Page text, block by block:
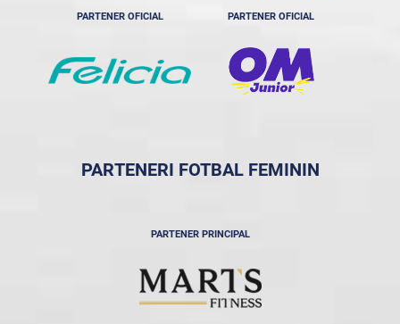
PARTENER OFICIAL PARTENER OFICIAL
PARTENERI FOTBAL FEMININ
PARTENER PRINCIPAL